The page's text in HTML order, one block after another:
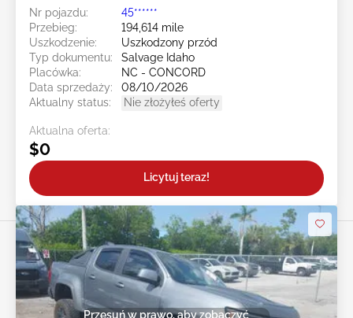
Nr pojazdu:
45******
Przebieg:
194,614 mile
Uszkodzenie:
Uszkodzony przód
Typ dokumentu:
Salvage Idaho
Placówka:
NC - CONCORD
Data sprzedaży:
08/10/2026
Aktualny status:
Nie złożyłeś oferty
Aktualna oferta:
$0
Licytuj teraz!
Przesuń w prawo, aby zobaczyć